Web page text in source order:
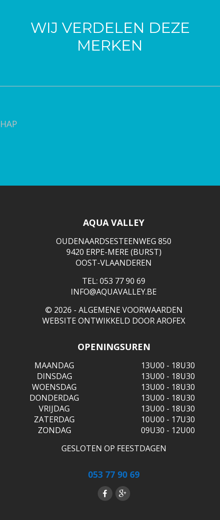
WIJ VERDELEN DEZE
MERKEN
HAP
AQUA VALLEY
OUDENAARDSESTEENWEG 850
9420 ERPE-MERE (BURST)
OOST-VLAANDEREN
TEL: 053 77 90 69
INFO@AQUAVALLEY.BE
© 2026 - ALGEMENE VOORWAARDEN
WEBSITE ONTWIKKELD DOORAROFEX
OPENINGSUREN
MAANDAG
13U00 - 18U30
DINSDAG
13U00 - 18U30
WOENSDAG
13U00 - 18U30
DONDERDAG
13U00 - 18U30
VRIJDAG
13U00 - 18U30
ZATERDAG
10U00 - 17U30
ZONDAG
09U30 - 12U00
GESLOTEN OP FEESTDAGEN
053 77 90 69